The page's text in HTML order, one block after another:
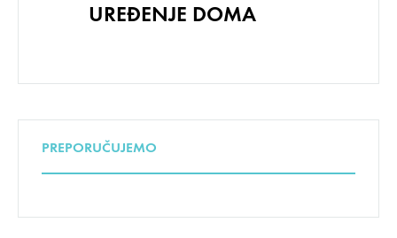
UREĐENJE DOMA
PREPORUČUJEMO